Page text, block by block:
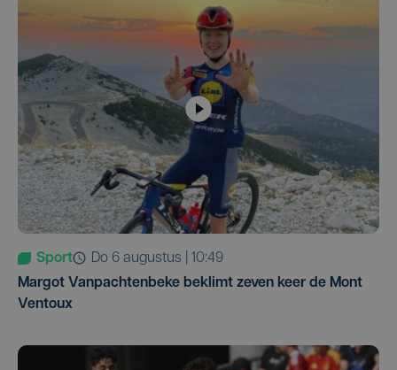
Sport
do 6 augustus | 10:49
Margot Vanpachtenbeke beklimt zeven keer de Mont
Ventoux